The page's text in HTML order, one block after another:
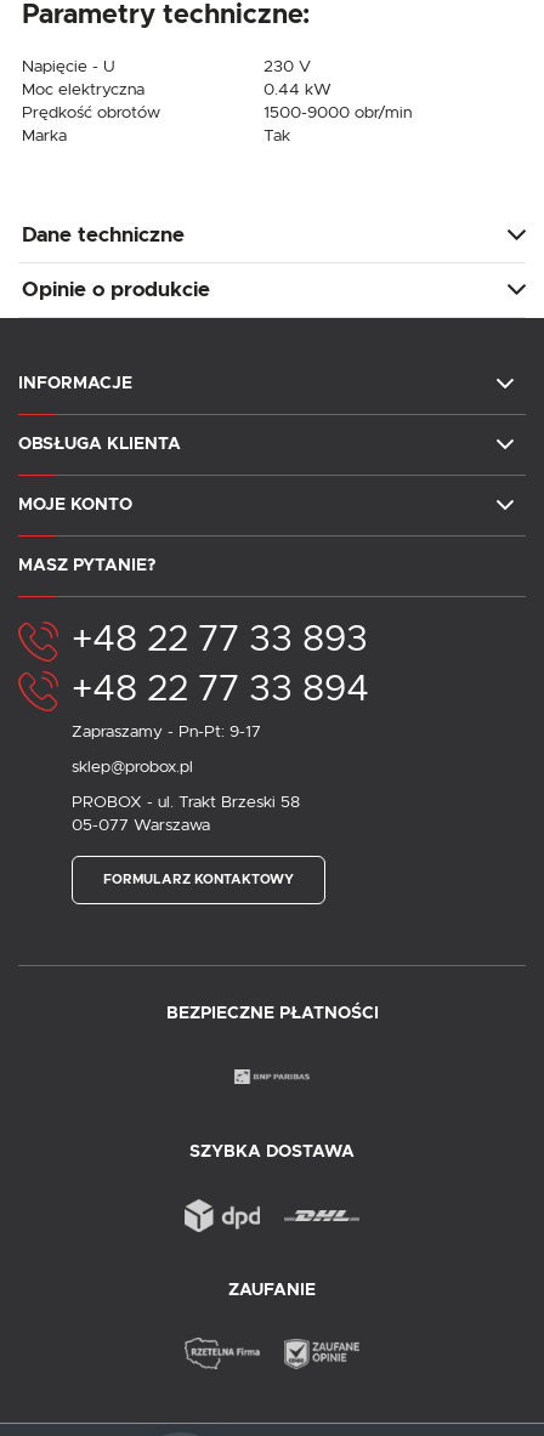
Parametry techniczne:
Napięcie - U
230 V
Moc elektryczna
0.44 kW
Prędkość obrotów
1500-9000 obr/min
Marka
Tak
Dane techniczne
Opinie o produkcie
INFORMACJE
OBSŁUGA KLIENTA
MOJE KONTO
MASZ PYTANIE?
+48 22 77 33 893
+48 22 77 33 894
Zapraszamy - Pn-Pt: 9-17
sklep@probox.pl
PROBOX - ul. Trakt Brzeski 58
05-077 Warszawa
FORMULARZ KONTAKTOWY
BEZPIECZNE PŁATNOŚCI
SZYBKA DOSTAWA
ZAUFANIE